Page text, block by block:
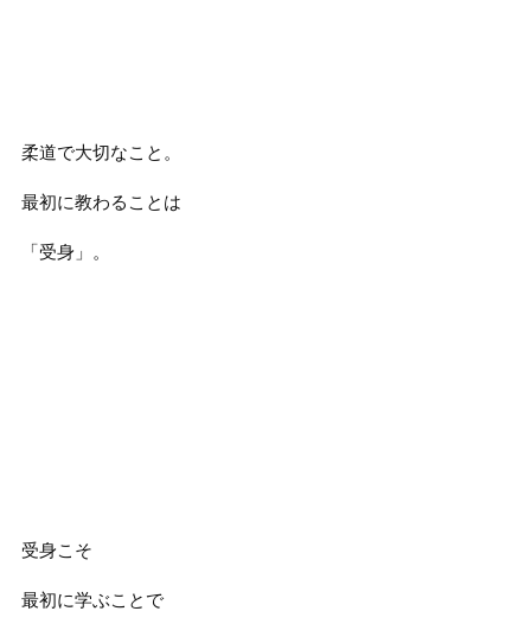
柔道で大切なこと。
最初に教わることは
「受身」。
受身こそ
最初に学ぶことで